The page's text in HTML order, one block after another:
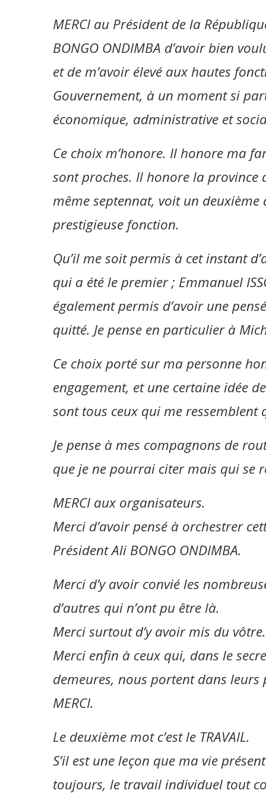
MERCI au Président de la
BONGO ONDIMBA d’avoir bien
et de m’avoir élevé aux hautes
Gouvernement, à un moment si
économique, administrative et
Ce choix m’honore. Il honore ma
sont proches. Il honore la province
même septennat, voit un deuxième
prestigieuse fonction.
Qu’il me soit permis à cet instant
qui a été le premier ; Emmanuel
également permis d’avoir une
quitté. Je pense en particulier à
Ce choix porté sur ma personne
engagement, et une certaine idée
sont tous ceux qui me ressemblent
Je pense à mes compagnons de
que je ne pourrai citer mais qui se
MERCI aux organisateurs.
Merci d’avoir pensé à orchestrer
Président Ali BONGO ONDIMBA.
Merci d’y avoir convié les
d’autres qui n’ont pu être là.
Merci surtout d’y avoir mis du vôtre.
Merci enfin à ceux qui, dans le
demeures, nous portent dans leurs
MERCI.
Le deuxième mot c’est le TRAVAIL.
S’il est une leçon que ma vie
toujours, le travail individuel tout